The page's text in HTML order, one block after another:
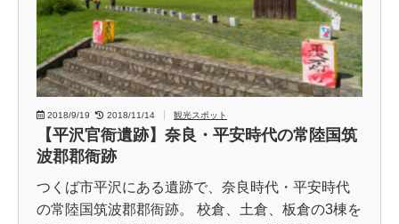
2018/9/19 2018/11/14 観光スポット
【平沢官衙遺跡】奈良・平安時代の常陸国筑
波郡郡衙跡
つくば市平沢にある遺跡で、奈良時代・平安時代
の常陸国筑波郡郡衙跡。 校倉、土倉、板倉の3棟を